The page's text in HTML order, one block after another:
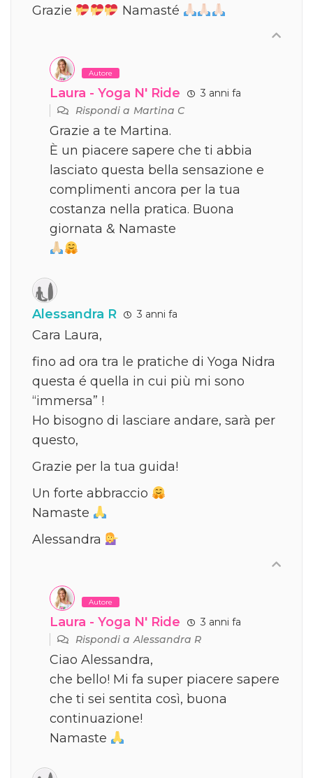
Grazie
Namasté
Autore
Laura - Yoga N' Ride
3 anni fa
Rispondi aMartina C
Grazie a te Martina.
È un piacere sapere che ti abbia
lasciato questa bella sensazione e
complimenti ancora per la tua
costanza nella pratica. Buona
giornata & Namaste
Alessandra R 3 anni fa
Cara Laura,
fino ad ora tra le pratiche di Yoga Nidra
questa é quella in cui più mi sono
“immersa” !
Ho bisogno di lasciare andare, sarà per
questo,
Grazie per la tua guida!
Un forte abbraccio
Namaste
Alessandra
Autore
Laura - Yoga N' Ride
3 anni fa
Rispondi aAlessandra R
Ciao Alessandra,
che bello! Mi fa super piacere sapere
che ti sei sentita così, buona
continuazione!
Namaste